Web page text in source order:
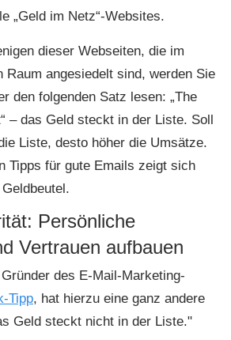
„Geld im Netz“-Websites.
dieser Webseiten, die im
Raum angesiedelt sind, werden Sie
den folgenden Satz lesen: „The
– das Geld steckt in der Liste. Soll
Liste, desto höher die Umsätze.
Tipps für gute Emails zeigt sich
Persönliche
Vertrauen aufbauen
des E-Mail-Marketing-
Tipp, hat hierzu eine ganz andere
Geld steckt nicht in der Liste."